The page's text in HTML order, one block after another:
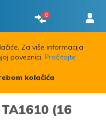
0
Za više informacija
poveznici. Pročitajte
kolačića
(16